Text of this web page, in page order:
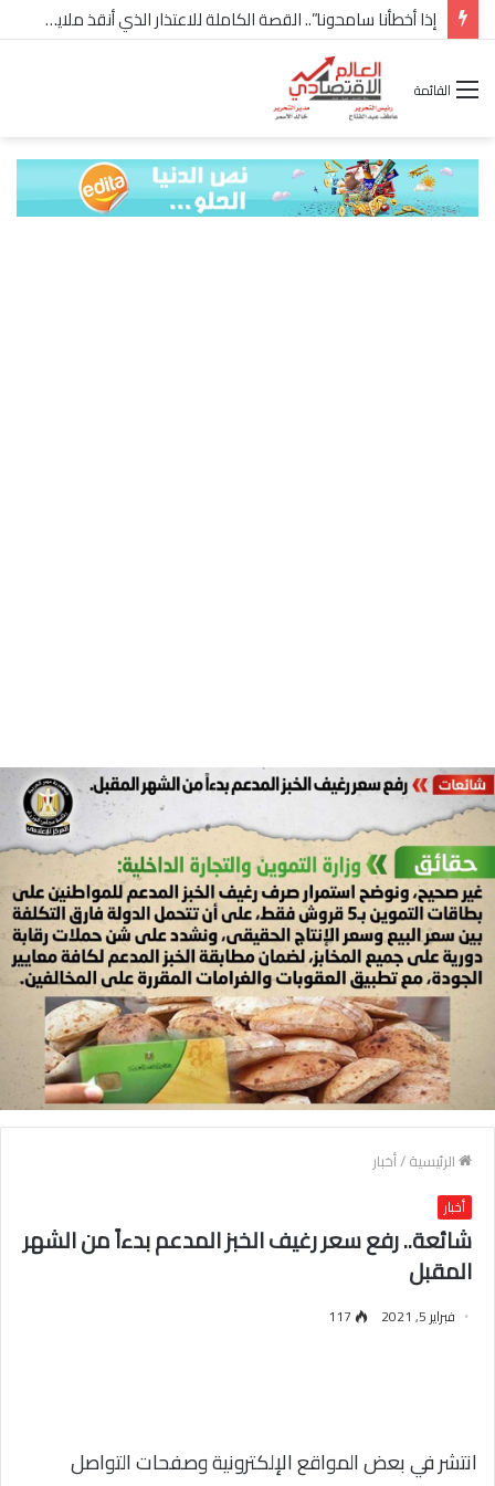
شركة “Scope Developments” تعلن تولي أحمد كمال عيسى منصب الرئيس التنفيذي للقطاع التجاري
القائمة
الرئيسية/أخبار
أخبار
شائعة.. رفع سعر رغيف الخبز المدعم بدءاً من الشهر
المقبل
فبراير 5, 2021 117
انتشر في بعض المواقع الإلكترونية وصفحات التواصل